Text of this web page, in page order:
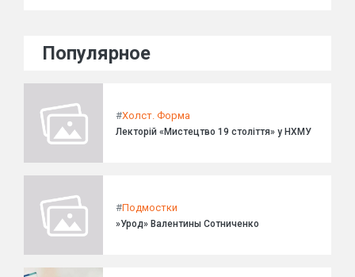
Популярное
#Холст. Форма
Лекторій «Мистецтво 19 століття» у НХМУ
#Подмостки
»Урод» Валентины Сотниченко